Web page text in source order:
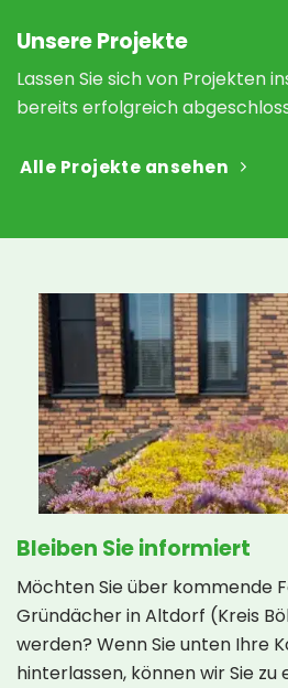
Unsere Projekte
Lassen Sie sich von Projekten
bereits erfolgreich
Alle Projekte ansehen
Bleiben Sie informiert
Möchten Sie über kommende
Gründächer in Altdorf (Kreis
werden? Wenn Sie unten Ihre
hinterlassen, können wir Sie